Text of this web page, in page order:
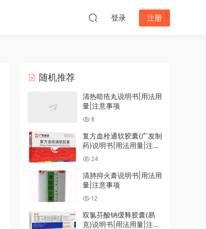
登录 注册
随机推荐
清热暗疮丸说明书|用法用
量|注意事项
8
复方血栓通软胶囊(广发制
药)说明书|用法用量|注意
事项24
清肺抑火膏说明书|用法用
量|注意事项
12
双氯芬酸钠缓释胶囊(易
克)说明书|用法用量|注意